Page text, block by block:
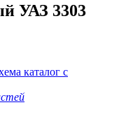
УАЗ 3303